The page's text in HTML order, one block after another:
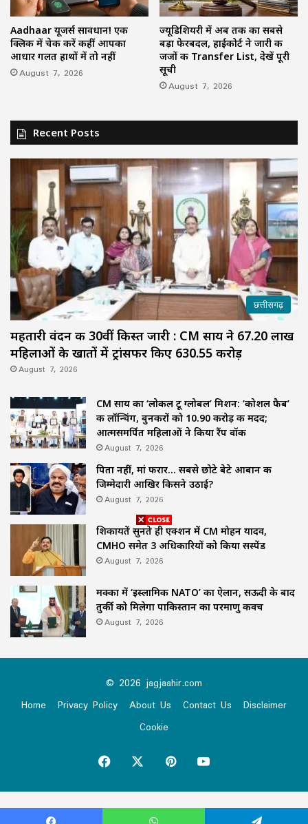
Aadhaar यूजर्स सावधान! एक
क्लिक में चेक करें कहीं आपका
आधार गलत हाथों में तो नहीं
August 7, 2026
ज्यूडिशियरी में अब तक का सबसे
बड़ा फेरबदल, हाईकोर्ट ने जारी की
जजों की Transfer List, देखें पूरी
सूची
August 7, 2026
Recent Posts
छत्तीसगढ़
महतारी वंदन की 30वीं किस्त जारी : CM साय ने 67.20 लाख
महिलाओं के खातों में ट्रांसफर किए ₹630.55 करोड़
August 7, 2026
CM साय का ‘लोकल टू ग्लोबल’ मिशन: ‘कोशल फैब’
की लॉन्चिंग, बुनकरों को 10.90 करोड़ की मदद;
आत्मसमर्पित महिलाओं ने किया रैंप वॉक
August 7, 2026
पिता नहीं, मां फरार… सबसे छोटे बेटे आबान की
जिम्मेदारी आखिर किसने उठाई?
August 7, 2026
शिकायतें सुनते ही एक्शन में CM मोहन यादव,
CMHO समेत 3 अधिकारियों को किया सस्पेंड
August 7, 2026
मक्का में ‘इस्लामिक NATO’ का ऐलान, सऊदी के बाद
तुर्की को मिलेगा पाकिस्तान का परमाणु कवच
August 7, 2026
© 2026 jagjaahir.com
Home
Privacy Policy About Us Contact Us
Disclaimer
Cookie
Facebook PinterestYouTube